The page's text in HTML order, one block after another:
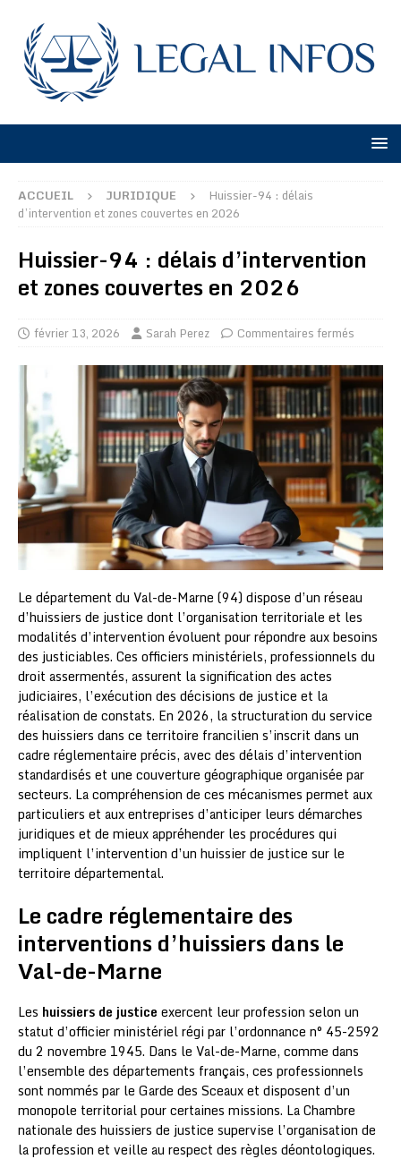
ACCUEIL JURIDIQUE
Huissier-94 : délais
d’intervention et zones couvertes en 2026
Huissier-94 : délais d’intervention
et zones couvertes en 2026
février 13, 2026 Sarah Perez Commentaires fermés
Le département du Val-de-Marne (94) dispose d’un réseau
d’huissiers de justice dont l’organisation territoriale et les
modalités d’intervention évoluent pour répondre aux besoins
des justiciables. Ces officiers ministériels, professionnels du
droit assermentés, assurent la signification des actes
judiciaires, l’exécution des décisions de justice et la
réalisation de constats. En 2026, la structuration du service
des huissiers dans ce territoire francilien s’inscrit dans un
cadre réglementaire précis, avec des délais d’intervention
standardisés et une couverture géographique organisée par
secteurs. La compréhension de ces mécanismes permet aux
particuliers et aux entreprises d’anticiper leurs démarches
juridiques et de mieux appréhender les procédures qui
impliquent l’intervention d’un huissier de justice sur le
territoire départemental.
Le cadre réglementaire des
interventions d’huissiers dans le
Val-de-Marne
Les huissiers de justice exercent leur profession selon un
statut d’officier ministériel régi par l’ordonnance n° 45-2592
du 2 novembre 1945. Dans le Val-de-Marne, comme dans
l’ensemble des départements français, ces professionnels
sont nommés par le Garde des Sceaux et disposent d’un
monopole territorial pour certaines missions. La Chambre
nationale des huissiers de justice supervise l’organisation de
la profession et veille au respect des règles déontologiques.